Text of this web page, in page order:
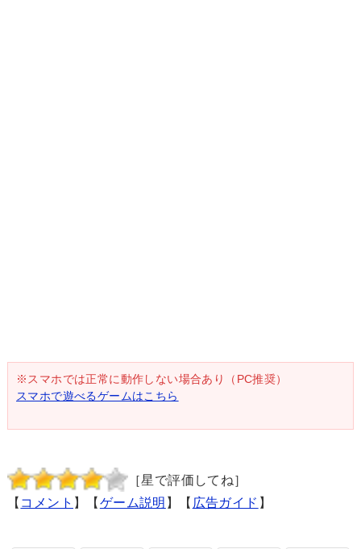
※スマホでは正常に動作しない場合あり（PC推奨）
スマホで遊べるゲームはこちら
［星で評価してね］
【 コメント 】【 ゲーム説明 】【 広告ガイド 】